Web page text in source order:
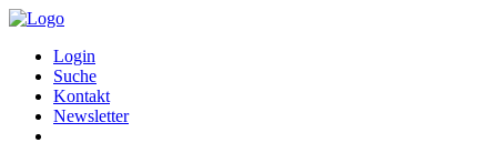
Login
Suche
Kontakt
Newsletter